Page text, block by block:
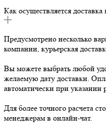
Как осуществляется
Предусмотрено несколько
компании, курьерская
Вы можете выбрать любой
желаемую дату доставки.
автоматически при указании
Для более точного расчета
менеджерам в онлайн-чат.